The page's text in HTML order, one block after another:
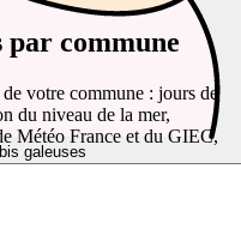
galeuses
commune
votre commune : jours de
du niveau de la mer,
Météo France et du GIEC,